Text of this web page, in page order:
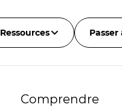
Ressources
Comprendre